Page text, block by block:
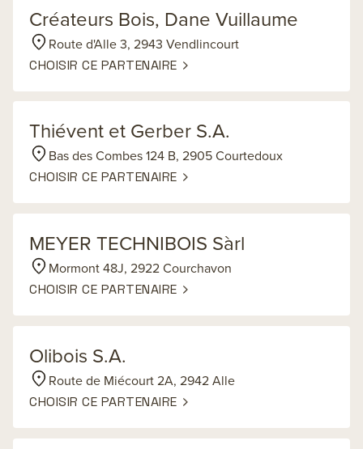
Créateurs Bois, Dane Vuillaume
Route d'Alle 3, 2943 Vendlincourt
CHOISIR CE PARTENAIRE
Thiévent et Gerber S.A.
Bas des Combes 124 B, 2905 Courtedoux
CHOISIR CE PARTENAIRE
MEYER TECHNIBOIS Sàrl
Mormont 48J, 2922 Courchavon
CHOISIR CE PARTENAIRE
Olibois S.A.
Route de Miécourt 2A, 2942 Alle
CHOISIR CE PARTENAIRE